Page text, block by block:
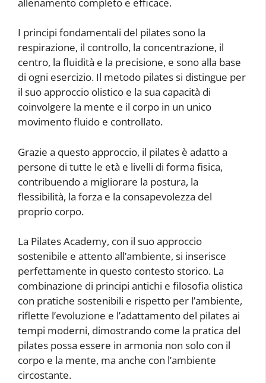
I principi fondamentali del pilates sono la
respirazione, il controllo, la concentrazione, il
centro, la fluidità e la precisione, e sono alla base
di ogni esercizio. Il metodo pilates si distingue per
il suo approccio olistico e la sua capacità di
coinvolgere la mente e il corpo in un unico
movimento fluido e controllato.
Grazie a questo approccio, il pilates è adatto a
persone di tutte le età e livelli di forma fisica,
contribuendo a migliorare la postura, la
flessibilità, la forza e la consapevolezza del
proprio corpo.
La Pilates Academy, con il suo approccio
sostenibile e attento all’ambiente, si inserisce
perfettamente in questo contesto storico. La
combinazione di principi antichi e filosofia olistica
con pratiche sostenibili e rispetto per l’ambiente,
riflette l’evoluzione e l’adattamento del pilates ai
tempi moderni, dimostrando come la pratica del
pilates possa essere in armonia non solo con il
corpo e la mente, ma anche con l’ambiente
circostante.